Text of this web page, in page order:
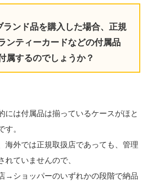
ー指南書
ランド品を購入した場合、正規
ンティーカードなどの付属品
属するのでしょうか？
には付属品は揃っているケースがほと
す。
海外では正規取扱店であっても、管理
れていませんので、
→ショッパーのいずれかの段階で納品